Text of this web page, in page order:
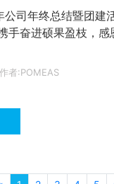
司年终总结暨团建
手奋进硕果盈枝，感
作者:POMEAS